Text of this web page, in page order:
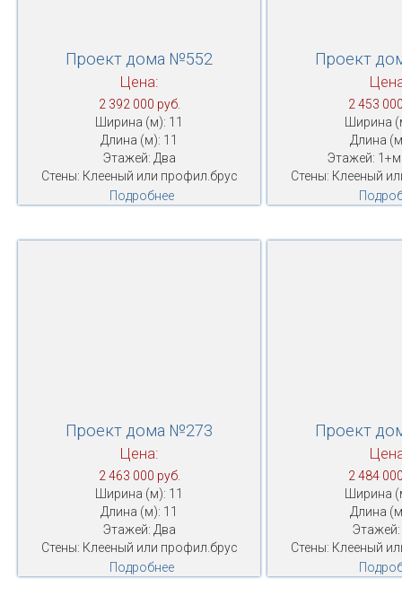
Проект дома №552
Цена:
2 392 000 руб.
Ширина (м): 11
Длина (м): 11
Этажей: Два
Стены: Клееный или профил.брус
Подробнее
Проект
2 453
Ширина
Длина
Этажей:
Стены: Клееный
Проект дома №273
Цена:
2 463 000 руб.
Ширина (м): 11
Длина (м): 11
Этажей: Два
Стены: Клееный или профил.брус
Подробнее
Проект
2 484
Ширина
Длина
Стены: Клееный